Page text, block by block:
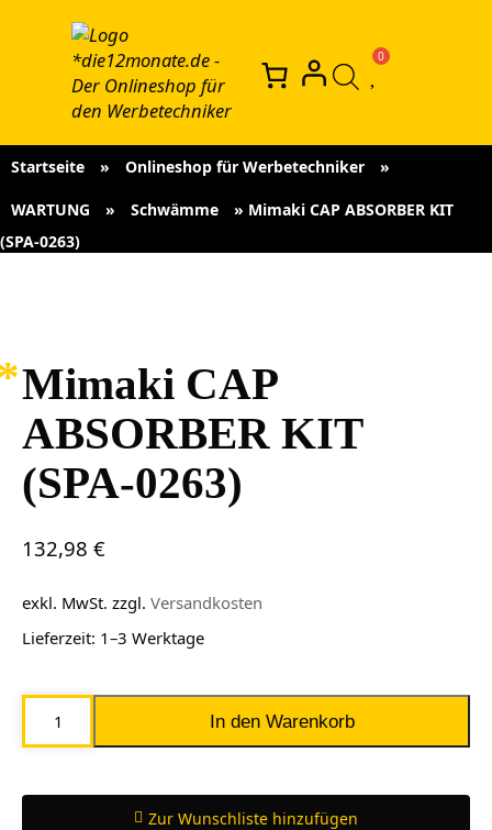
Startseite » Onlineshop für Werbetechniker »
WARTUNG » Schwämme » Mimaki CAP ABSORBER KIT
(SPA-0263)
Mimaki CAP
ABSORBER KIT
(SPA-0263)
132,98 €
exkl. MwSt. zzgl. Versandkosten
Lieferzeit: 1–3 Werktage
CAP
KIT
In den Warenkorb
Zur Wunschliste hinzufügen